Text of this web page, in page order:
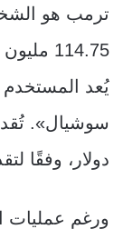
ترمب هو
يُعد
دولار، وفقًا
ورغم عمليات